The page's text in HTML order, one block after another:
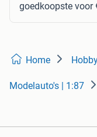
goedkoopste voor
Home
Modelauto's | 1:87